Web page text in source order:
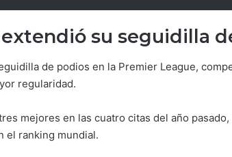
extendió su seguidilla
de podios en la Premier League,
regularidad.
mejores en las cuatro citas del año
el ranking mundial.